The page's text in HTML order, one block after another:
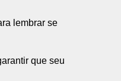
lembrar se
que seu